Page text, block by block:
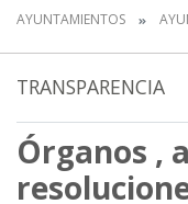
AYUNTAMIENTOS
TRANSPARENCIA
Órganos ,